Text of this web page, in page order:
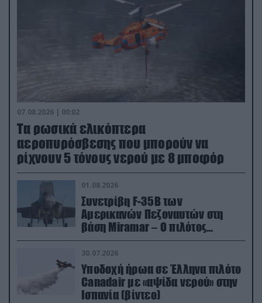
07.08.2026 | 00:02
Τα ρωσικά ελικόπτερα
αεροπυρόσβεσης που μπορούν να
ρίχνουν 5 τόνους νερού με 8 μποφόρ
01.08.2026
Συνετρίβη F-35B των
Αμερικανών Πεζοναυτών στη
βάση Miramar – Ο πιλότος
εκτινάχθηκε εγκαίρως
30.07.2026
Υποδοχή ήρωα σε Έλληνα πιλότο
Canadair με «αψίδα νερού» στην
Ισπανία (βίντεο)